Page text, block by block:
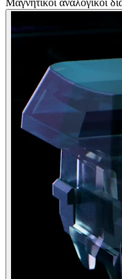
Μαγνητικοί αναλογικοί